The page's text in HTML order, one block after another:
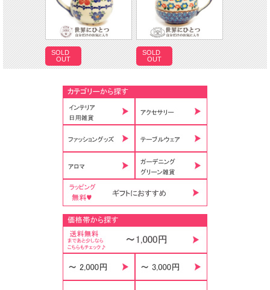
SOLD
OUT
SOLD
OUT